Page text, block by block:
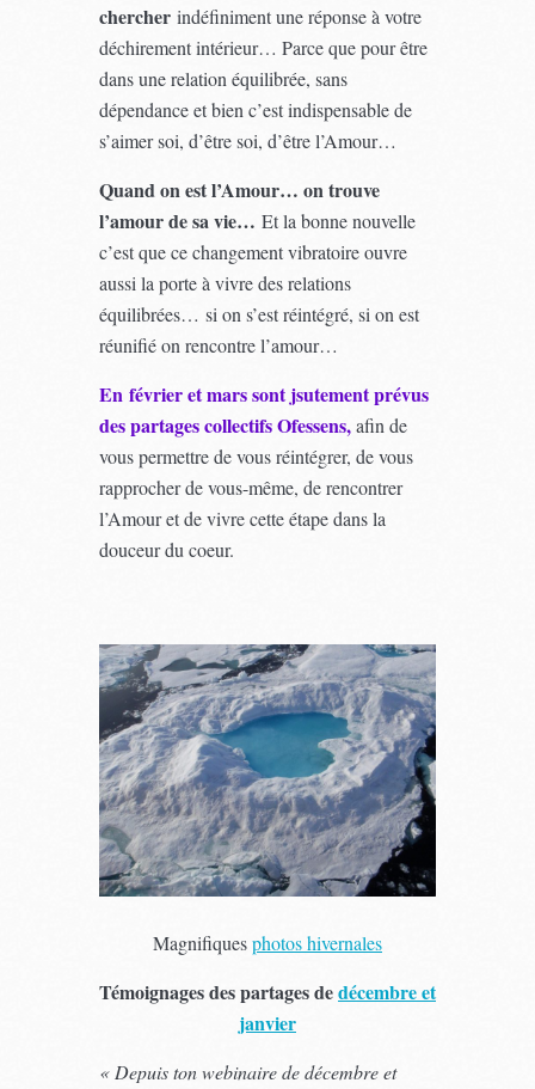
chercherindéfiniment une réponse à votre
déchirement intérieur… Parce que pour être
dans une relation équilibrée, sans
dépendance et bien c’est indispensable de
s’aimer soi, d’être soi, d’être l’Amour…
Quand on est l’Amour… on trouve
l’amour de sa vie… Et la bonne nouvelle
c’est que ce changement vibratoire ouvre
aussi la porte à vivre des relations
équilibrées… si on s’est réintégré, si on est
réunifié on rencontre l’amour…
En février et mars sont jsutement prévus
des partages collectifs Ofessens,afin de
vous permettre de vous réintégrer, de vous
rapprocher de vous-même, de rencontrer
l’Amour et de vivre cette étape dans la
douceur du coeur.
Magnifiquesphotos hivernales
Témoignages des partages dedécembre et
janvier
« Depuis ton webinaire de décembre et